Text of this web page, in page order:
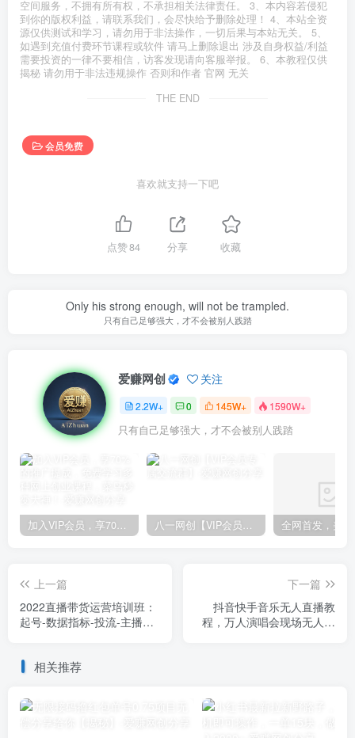
空间服务，不拥有所有权，不承担相关法律责任。 3、本内容若侵犯
到你的版权利益，请联系我们，会尽快给予删除处理！ 4、本站全资
源仅供测试和学习，请勿用于非法操作，一切后果与本站无关。 5、
如遇到充值付费环节课程或软件 请马上删除退出 涉及自身权益/利益
需要投资的一律不要相信，访客发现请向客服举报。 6、本教程仅供
揭秘 请勿用于非法违规操作 否则和作者 官网 无关
THE END
会员免费
喜欢就支持一下吧
点赞84 分享 收藏
Only his strong enough, will not be trampled.
只有自己足够强大，才不会被别人践踏
爱赚网创 关注
2.2W+ 0 145W+ 1590W+
只有自己足够强大，才不会被别人践踏
加入VIP会员，享70%的推广提成，免费学习多种网上创业课程，菜鸟秒变大神！ 八一网创【VIP会员专属交流群】
上一篇
2022直播带货运营培训班：
起号-数据指标-投流-主播训
下一篇
抖音快手音乐无人直播教
程，万人演唱会现场无人直
相关推荐